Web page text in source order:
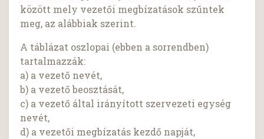
között mely vezetői megbízatások szűntek
meg, az alábbiak szerint.
A táblázat oszlopai (ebben a sorrendben)
tartalmazzák:
a) a vezető nevét,
b) a vezető beosztását,
c) a vezető által irányított szervezeti egység
nevét,
d) a vezetői megbízatás kezdő napját,